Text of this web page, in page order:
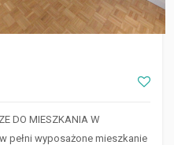
DO MIESZKANIA W
pełni wyposażone mieszkanie